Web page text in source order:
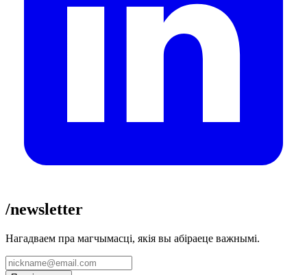
/newsletter
Нагадваем пра магчымасці, якія вы абіраеце важнымі.